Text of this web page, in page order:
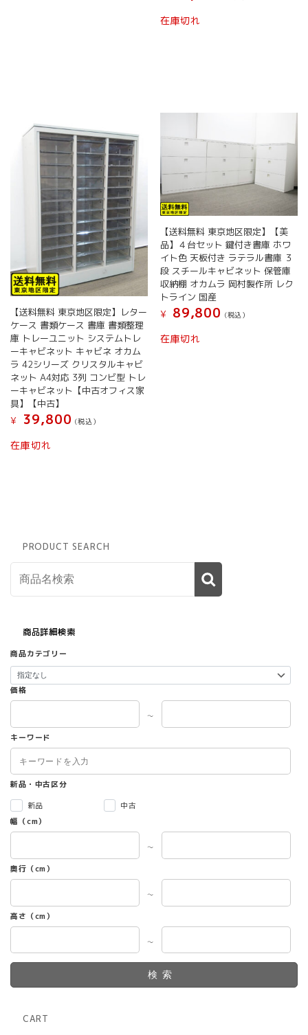
在庫切れ
【送料無料 東京地区限定】レター
ケース 書類ケース 書庫 書類整理
庫 トレーユニット システムトレ
ーキャビネット キャビネ オカム
ラ 42シリーズ クリスタルキャビ
ネット A4対応 3列 コンビ型 トレ
ーキャビネット【中古オフィス家
具】【中古】
¥
39,800 (税込）
在庫切れ
【送料無料 東京地区限定】【美
品】４台セット 鍵付き書庫 ホワ
イト色 天板付き ラテラル書庫 ３
段 スチールキャビネット 保管庫
収納棚 オカムラ 岡村製作所 レク
トライン 国産
¥
89,800 (税込）
在庫切れ
PRODUCT SEARCH
商品詳細検索
商品カテゴリー
価格
～
キーワード
新品・中古区分
新品
中古
幅（cm）
～
奥行（cm）
～
高さ（cm）
～
検索
CART